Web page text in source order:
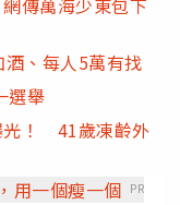
傳萬海少東包下
、每人5萬有找
選舉
光！ 41歲凍齡外
用一個瘦一個
PR